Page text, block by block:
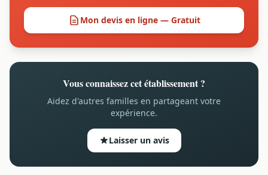
Mon devis en ligne — Gratuit
Vous connaissez cet établissement ?
Aidez d'autres familles en partageant votre
expérience.
Laisser un avis